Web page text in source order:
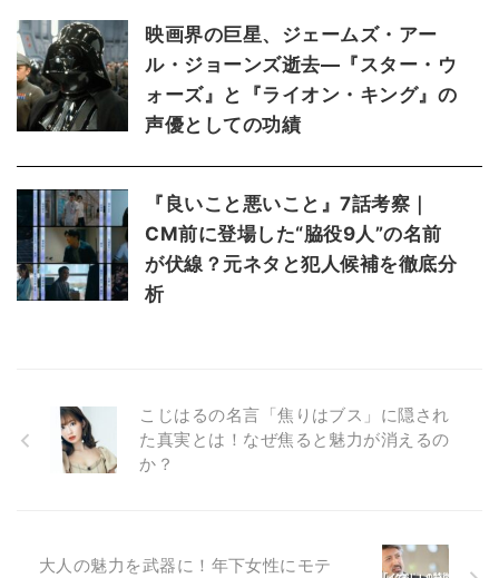
映画界の巨星、ジェームズ・アー
ル・ジョーンズ逝去—『スター・ウ
ォーズ』と『ライオン・キング』の
声優としての功績
『良いこと悪いこと』7話考察｜
CM前に登場した“脇役9人”の名前
が伏線？元ネタと犯人候補を徹底分
析
こじはるの名言「焦りはブス」に隠され
た真実とは！なぜ焦ると魅力が消えるの
か？
大人の魅力を武器に！年下女性にモテ